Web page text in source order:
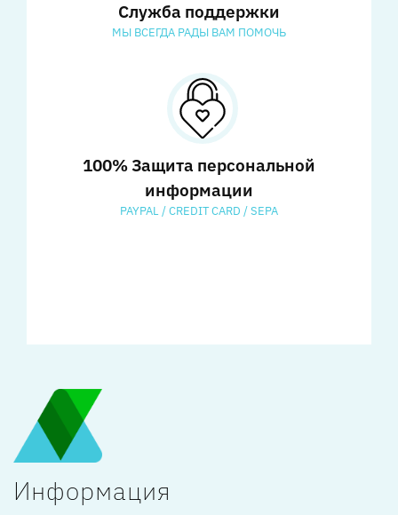
Служба поддержки
МЫ ВСЕГДА РАДЫ ВАМ ПОМОЧЬ
100% Защита персональной
информации
PAYPAL / CREDIT CARD / SEPA
Информация